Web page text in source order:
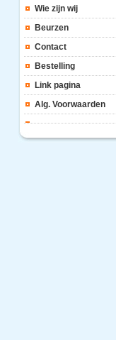
Wie zijn wij
Beurzen
Contact
Bestelling
Link pagina
Alg. Voorwaarden